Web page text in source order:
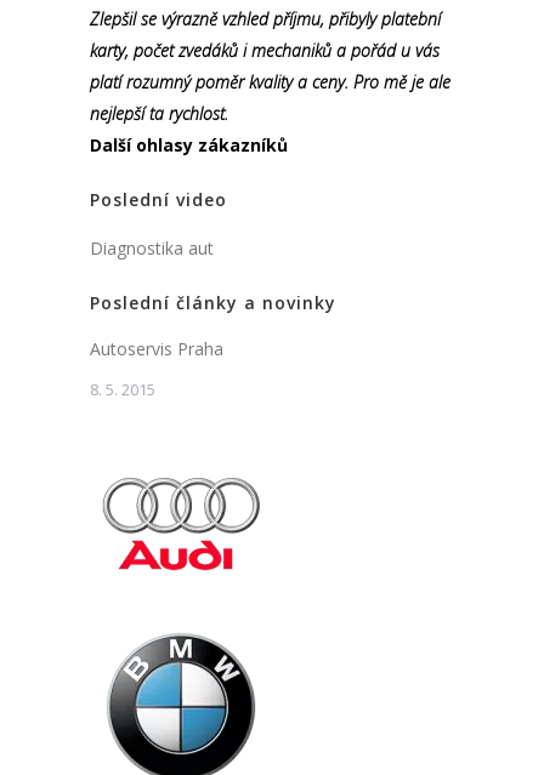
Zlepšil se výrazně vzhled příjmu, přibyly platební
karty, počet zvedáků i mechaniků a pořád u vás
platí rozumný poměr kvality a ceny. Pro mě je ale
nejlepší ta rychlost.
Další ohlasy zákazníků
Poslední video
Diagnostika aut
Poslední články a novinky
Autoservis Praha
8. 5. 2015